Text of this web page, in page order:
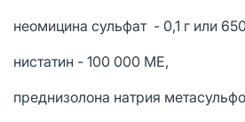
неомицина сульфат - 0,1 г или
нистатин - 100 000 МЕ,
преднизолона натрия